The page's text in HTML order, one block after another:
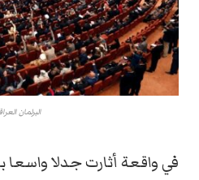
البرلمان
في واقعة أثارت جدلا واسعا